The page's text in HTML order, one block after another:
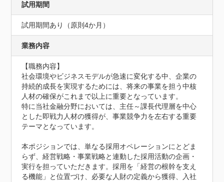
試用期間
試用期間あり（原則4か月）
業務内容
【職務内容】
社会環境やビジネスモデルが急速に変化する中、企業の
持続的成長を実現するためには、将来の事業を担う中核
人材の確保がこれまで以上に重要となっています。
特に当社金融分野においては、主任～課長代理層を中心
とした即戦力人材の獲得が、事業競争力を左右する重要
テーマとなっています。
本ポジションでは、単なる採用オペレーションにとどま
らず、経営戦略・事業戦略と連動した採用活動の企画・
実行を担っていただきます。採用を「経営の根幹を支え
る機能」と位置づけ、必要な人財の定義から獲得、入社